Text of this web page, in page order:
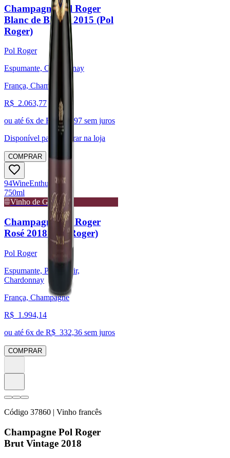
Champagne Pol Roger
Blanc de Blancs 2015 (Pol
Roger)
Pol Roger
Espumante, Chardonnay
França, Champagne
R$ 2.063,77
ou até 6x de R$ 343,97 sem juros
Disponível para:
Retirar na loja
COMPRAR
94WineEnthusiast
750ml
Vinho de Guarda
Champagne Pol Roger
Rosé 2018 (Pol Roger)
Pol Roger
Espumante, Pinot Noir,
Chardonnay
França, Champagne
R$ 1.994,14
ou até 6x de R$ 332,36 sem juros
COMPRAR
Código 37860 | Vinho francês
Champagne Pol Roger
Brut Vintage 2018